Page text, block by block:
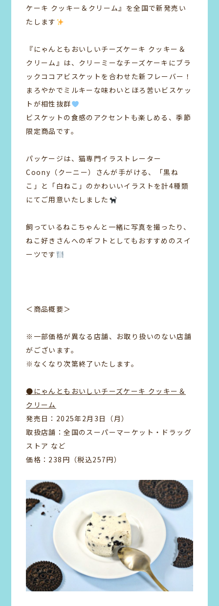
ケーキ クッキー＆クリーム』を全国で新発売い
たします
『にゃんともおいしいチーズケーキ クッキー＆
クリーム』は、クリーミーなチーズケーキにブラ
ックココアビスケットを合わせた新フレーバー！
まろやかでミルキーな味わいとほろ苦いビスケッ
トが相性抜群
ビスケットの食感のアクセントも楽しめる、季節
限定商品です。
パッケージは、猫専門イラストレーター
Coony（クーニー）さんが手がける、「黒ね
こ」と「白ねこ」のかわいいイラストを計4種類
にてご用意いたしました
飼っているねこちゃんと一緒に写真を撮ったり、
ねこ好きさんへのギフトとしてもおすすめのスイ
ーツです
＜商品概要＞
※一部価格が異なる店舗、お取り扱いのない店舗
がございます。
※なくなり次第終了いたします。
●にゃんともおいしいチーズケーキ クッキー＆
クリーム
発売日：2025年2月3日（月）
取扱店舗：全国のスーパーマーケット・ドラッグ
ストア など
価格：238円（税込257円）